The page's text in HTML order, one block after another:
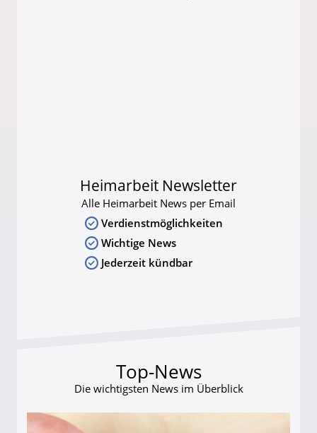
Heimarbeit Newsletter
Alle Heimarbeit News per Email
Verdienstmöglichkeiten
Wichtige News
Jederzeit kündbar
Top-News
Die wichtigsten News im Überblick